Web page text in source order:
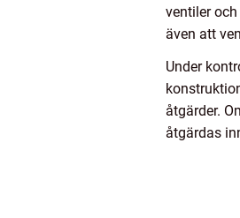
ventiler
även att
Under
åtgärder.
åtgärdas